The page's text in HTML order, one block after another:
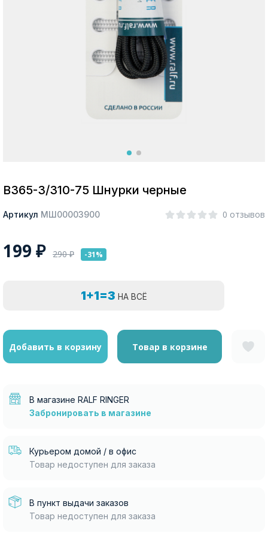
Изменить город
Покупателям
В365-3/310-75 Шнурки черные
Артикул МШ00003900 0 отзывов
199 ₽ 290₽ -31%
1+1=3 НА ВСЁ
Добавить в корзину Товар в корзине
В магазине RALF RINGER
Забронировать в магазине
Курьером домой / в офис
Товар недоступен для заказа
В пункт выдачи заказов
Товар недоступен для заказа